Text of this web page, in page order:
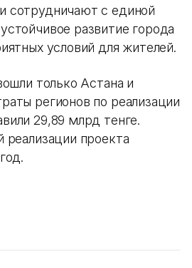
сотрудничают с единой
развитие города
условий для жителей.
только Астана и
регионов по реализации
29,89 млрд тенге.
реализации проекта